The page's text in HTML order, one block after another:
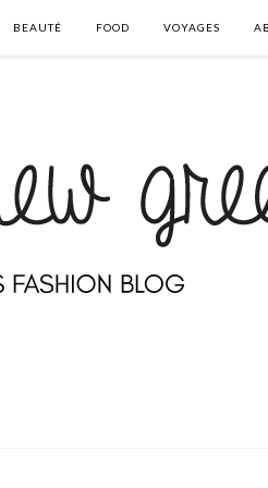
BEAUTÉ FOOD VOYAGES